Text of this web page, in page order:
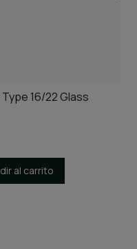
16/22 Glass
al carrito